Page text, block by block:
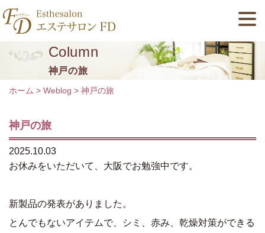
Column
神戸の旅
ホーム > Weblog > 神戸の旅
神戸の旅
2025.10.03
お休みをいただいて、大阪でお勉強中です。
新製品の発表がありました。
とんでもないアイテムで、シミ、赤み、乾燥対策ができる